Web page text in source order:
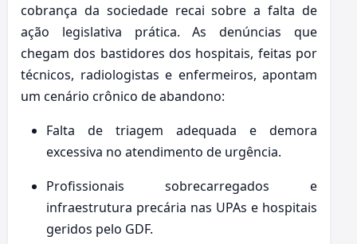
cobrança da sociedade recai sobre a falta de
ação legislativa prática. As denúncias que
chegam dos bastidores dos hospitais, feitas por
técnicos, radiologistas e enfermeiros, apontam
um cenário crônico de abandono:
Falta de triagem adequada e demora
excessiva no atendimento de urgência.
Profissionais sobrecarregados e
infraestrutura precária nas UPAs e hospitais
geridos pelo GDF.